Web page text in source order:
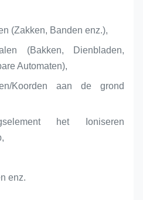
(Zakken, Banden enz.),
(Bakken, Dienbladen,
Automaten),
Koorden aan de grond
het Ioniseren
enz.